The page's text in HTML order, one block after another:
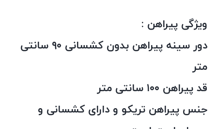
ویژگی پیراهن :
دور سینه پیراهن بدون کشسانی ۹۰ سانتی
متر
قد پیراهن ۱۰۰ سانتی متر
جنس پیراهن تریکو و دارای کشسانی و